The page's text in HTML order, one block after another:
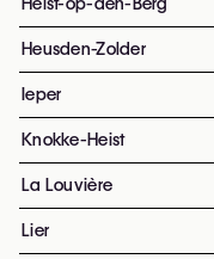
Heusden-Zolder
Ieper
Knokke-Heist
La Louvière
Lier